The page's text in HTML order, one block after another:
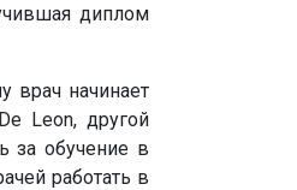
диплом
врач начинает
Leon, другой
за обучение в
работать в